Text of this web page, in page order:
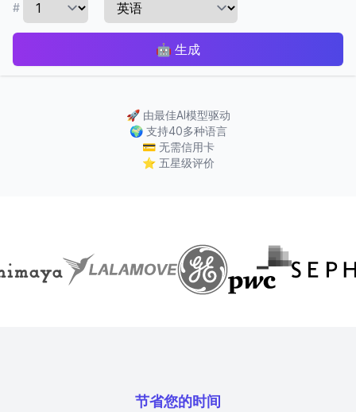
#
🤖 生成
🚀 由最佳AI模型驱动
🌍 支持40多种语言
💳 无需信用卡
⭐ 五星级评价
节省您的时间